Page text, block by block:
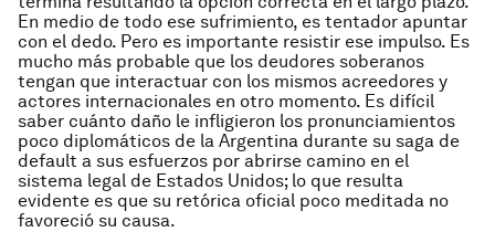
En medio de todo ese sufrimiento, es tentador apuntar
con el dedo. Pero es importante resistir ese impulso. Es
mucho más probable que los deudores soberanos
tengan que interactuar con los mismos acreedores y
actores internacionales en otro momento. Es difícil
saber cuánto daño le infligieron los pronunciamientos
poco diplomáticos de la Argentina durante su saga de
default a sus esfuerzos por abrirse camino en el
sistema legal de Estados Unidos; lo que resulta
evidente es que su retórica oficial poco meditada no
favoreció su causa.